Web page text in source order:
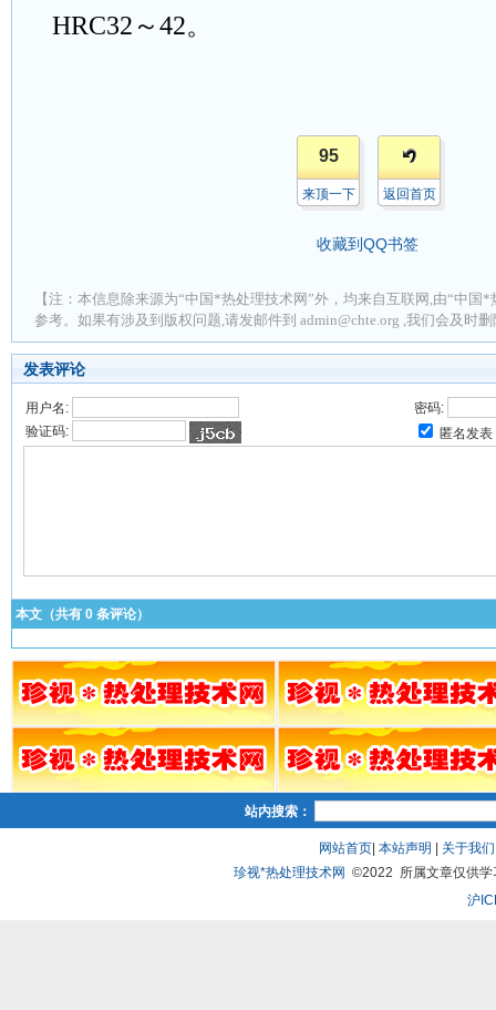
HRC32 ～42。
95
来顶一下 返回首页
收藏到QQ书签
【注：本信息除来源为“中国*热处理技术网”外，均来自互联网,由“中国
参考。如果有涉及到版权问题,请发邮件到 admin@chte.org ,我们会及时
发表评论
用户名:
密码:
验证码:
匿名发表
本文（共有 0 条评论）
站内搜索：
网站首页| 本站声明 关于我们
珍视*热处理技术网 ©2022 所属文章仅供学
沪